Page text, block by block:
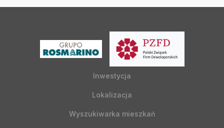
Inwestycja
Lokalizacja
Wyszukiwarka mieszkań